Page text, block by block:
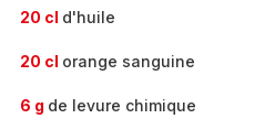
20 cl d'huile
20 cl orange sanguine
6 g de levure chimique